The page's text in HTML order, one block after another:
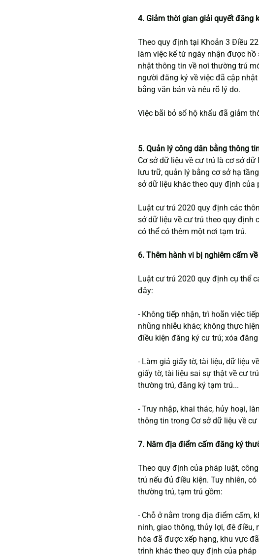
4. Giảm thời gian giải quyết đăng
Theo quy định tại Khoản 3 Điều
làm việc kể từ ngày nhận được
nhật thông tin về nơi thường trú
người đăng ký về việc đã cập
bằng văn bản và nêu rõ lý do.
Việc bãi bỏ sổ hộ khẩu đã giảm
5. Quản lý công dân bằng thông
Cơ sở dữ liệu về cư trú là cơ sở
lưu trữ, quản lý bằng cơ sở hạ
sở dữ liệu khác theo quy định của
Luật cư trú 2020 quy định các
sở dữ liệu về cư trú theo quy định
có thể có thêm một nơi tạm trú.
6. Thêm hành vi bị nghiêm cấm
Luật cư trú 2020 quy định cụ thể
đây:
- Không tiếp nhận, trì hoãn việc
nhũng nhiễu khác; không thực
điều kiện đăng ký cư trú; xóa
- Làm giả giấy tờ, tài liệu, dữ liệu
giấy tờ, tài liệu sai sự thật về cư
thường trú, đăng ký tạm trú...
- Truy nhập, khai thác, hủy hoại,
thông tin trong Cơ sở dữ liệu về cư
7. Năm địa điểm cấm đăng ký
Theo quy định của pháp luật,
trú nếu đủ điều kiện. Tuy nhiên,
thường trú, tạm trú gồm:
- Chỗ ở nằm trong địa điểm cấm,
ninh, giao thông, thủy lợi, đê
hóa đã được xếp hạng, khu vực
trình khác theo quy định của pháp